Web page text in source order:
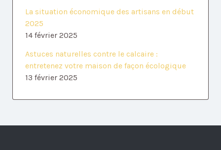
La situation économique des artisans en début
2025
14 février 2025
Astuces naturelles contre le calcaire :
entretenez votre maison de façon écologique
13 février 2025